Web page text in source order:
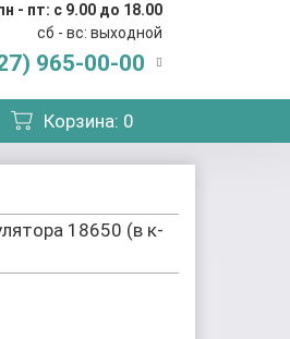
- пт: с 9.00 до 18.00
сб - вс: выходной
965-00-00
Корзина: 0
18650 (в к-